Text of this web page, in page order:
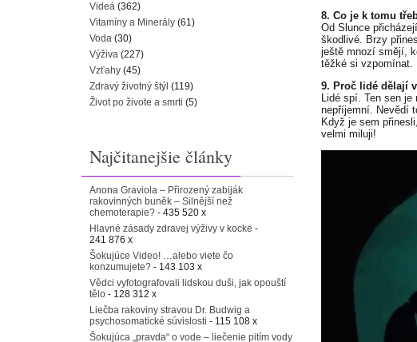
8. Co je k tomu
Od Slunce
škodlivé. Brzy
ještě mnozí smějí,
těžké si vzpomínat.
9. Proč lidé dělají
Lidé spí. Ten sen
nepříjemní. Nevědí
Když je sem
velmi miluji!
Videá (362)
Vitamíny a Minerály (61)
Voda (30)
Výživa (227)
Vzťahy (45)
Zdravý životný štýl (119)
Život po živote a smrti (5)
Najčitanejšie články
Anona Graviola – Přirozený zabiják
rakovinných buněk – Silnější než
chemoterapie? - 435 520 x
Hlavné zásady zdravej výživy v kocke -
241 876 x
Šokujúce Video! …alebo viete čo
konzumujete? - 143 103 x
Vědci vyfotografovali lidskou duši, jak opouští
tělo - 128 312 x
Liečba rakoviny stravou Dr. Budwig a
psychosomatické súvislosti - 115 108 x
Šokujúca „pravda“ o vode – liečenie pitím vody